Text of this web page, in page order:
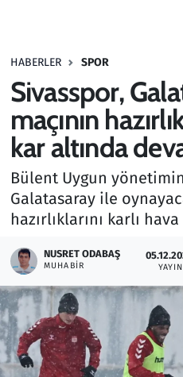
HABERLER SPOR
Sivasspor,
maçının
kar altında
Bülent Uygun
Galatasaray ile
hazırlıklarını karlı
NUSRET ODABAŞ
MUHABIR
Haber
Kültür Sanat
Kurumsal Haberler
Lezzet Durağı
Memur ve Kamu
Otomobil
Oyun
Ramazan